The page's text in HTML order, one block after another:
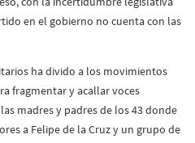
en el gobierno no cuenta con las
ha divido a los movimientos
fragmentar y acallar voces
madres y padres de los 43 donde
a Felipe de la Cruz y un grupo de